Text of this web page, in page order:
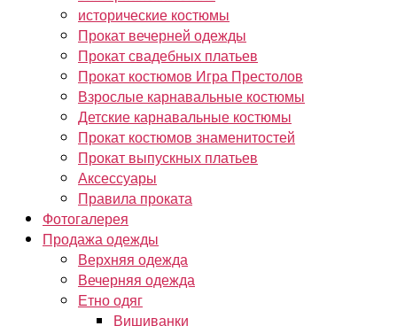
исторические костюмы
Прокат вечерней одежды
Прокат свадебных платьев
Прокат костюмов Игра Престолов
Взрослые карнавальные костюмы
Детские карнавальные костюмы
Прокат костюмов знаменитостей
Прокат выпускных платьев
Аксессуары
Правила проката
Фотогалерея
Продажа одежды
Верхняя одежда
Вечерняя одежда
Етно одяг
Вишиванки